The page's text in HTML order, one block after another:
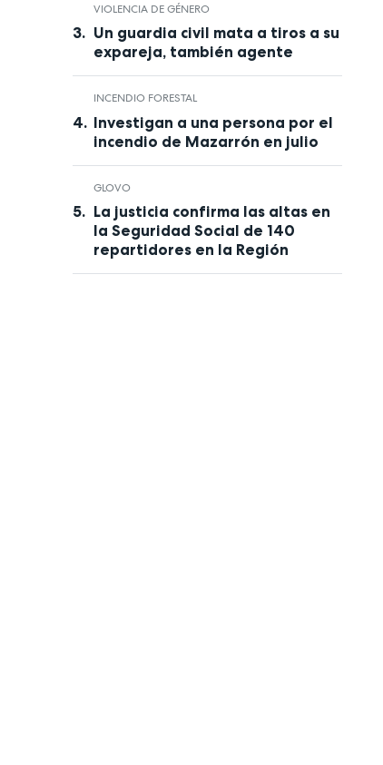
VIOLENCIA DE GÉNERO
Un guardia civil mata a tiros a su
expareja, también agente
INCENDIO FORESTAL
Investigan a una persona por el
incendio de Mazarrón en julio
GLOVO
La justicia confirma las altas en
la Seguridad Social de 140
repartidores en la Región